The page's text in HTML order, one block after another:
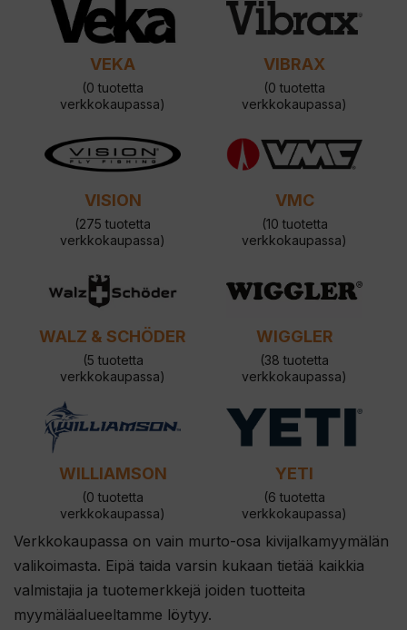
VEKA
(0 tuotetta
verkkokaupassa)
VIBRAX
(0 tuotetta
verkkokaupassa)
VISION
(275 tuotetta
verkkokaupassa)
VMC
(10 tuotetta
verkkokaupassa)
WALZ & SCHÖDER
(5 tuotetta
verkkokaupassa)
WIGGLER
(38 tuotetta
verkkokaupassa)
WILLIAMSON
(0 tuotetta
verkkokaupassa)
YETI
(6 tuotetta
verkkokaupassa)
Verkkokaupassa on vain murto-osa kivijalkamyymälän
valikoimasta. Eipä taida varsin kukaan tietää kaikkia
valmistajia ja tuotemerkkejä joiden tuotteita
myymäläalueeltamme löytyy.